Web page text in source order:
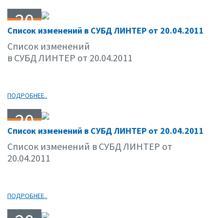
20
04.11
Список изменений в СУБД ЛИНТЕР от 20.04.2011
Список изменений
в СУБД ЛИНТЕР от 20.04.2011
ПОДРОБНЕЕ..
20
04.11
Список изменений в СУБД ЛИНТЕР от 20.04.2011
Список изменений в СУБД ЛИНТЕР от
20.04.2011
ПОДРОБНЕЕ..